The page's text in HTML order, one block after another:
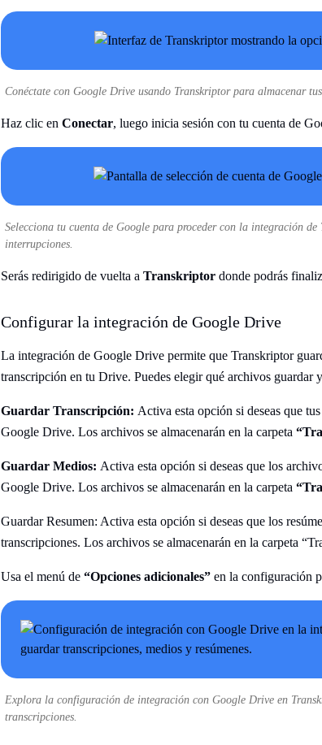
Conéctate con Google Drive usando Transkriptor para almacenar
Haz clic en Conectar, luego inicia sesión con tu cuenta de
Selecciona tu cuenta de Google para proceder con la integración
interrupciones.
Serás redirigido de vuelta a Transkriptor donde podrás
Configurar la integración de Google Drive
La integración de Google Drive permite que Transkriptor
transcripción en tu Drive. Puedes elegir qué archivos guardar
Guardar Transcripción: Activa esta opción si deseas que
Google Drive. Los archivos se almacenarán en la carpeta
Guardar Medios: Activa esta opción si deseas que los
Google Drive. Los archivos se almacenarán en la carpeta
Guardar Resumen: Activa esta opción si deseas que los
transcripciones. Los archivos se almacenarán en la carpeta
Usa el menú de “Opciones adicionales” en la configuración
Explora la configuración de integración con Google Drive en
transcripciones.